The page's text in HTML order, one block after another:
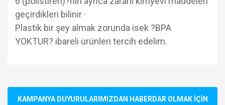
geçirdikleri bilinir ·
Plastik bir şey almak zorunda isek ?BPA
YOKTUR? ibareli ürünleri tercih edelim.
kullanarak tarafımıza iletebilirsiniz.
Görüş ve önerileriniz için teşekkür ederiz.
KAMPANYA DUYURULARIMIZDAN HABERDAR OLMAK İÇİN